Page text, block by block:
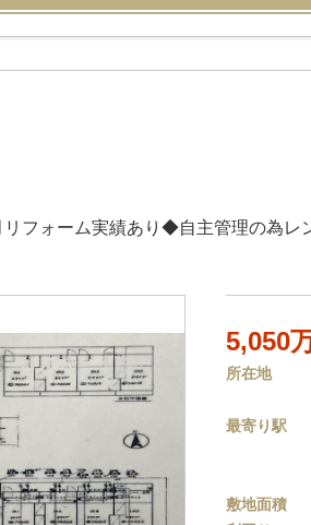
フォーム実績あり◆自主管理の為レ
5,050
所在地
最寄り駅
敷地面積